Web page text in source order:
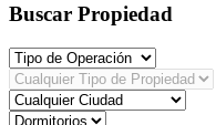
Buscar Propiedad